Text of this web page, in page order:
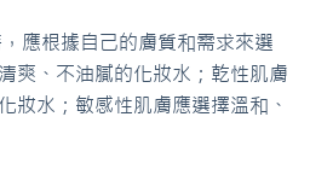
應根據自己的膚質和需求來選
爽、不油膩的化妝水；乾性肌膚
妝水；敏感性肌膚應選擇溫和、